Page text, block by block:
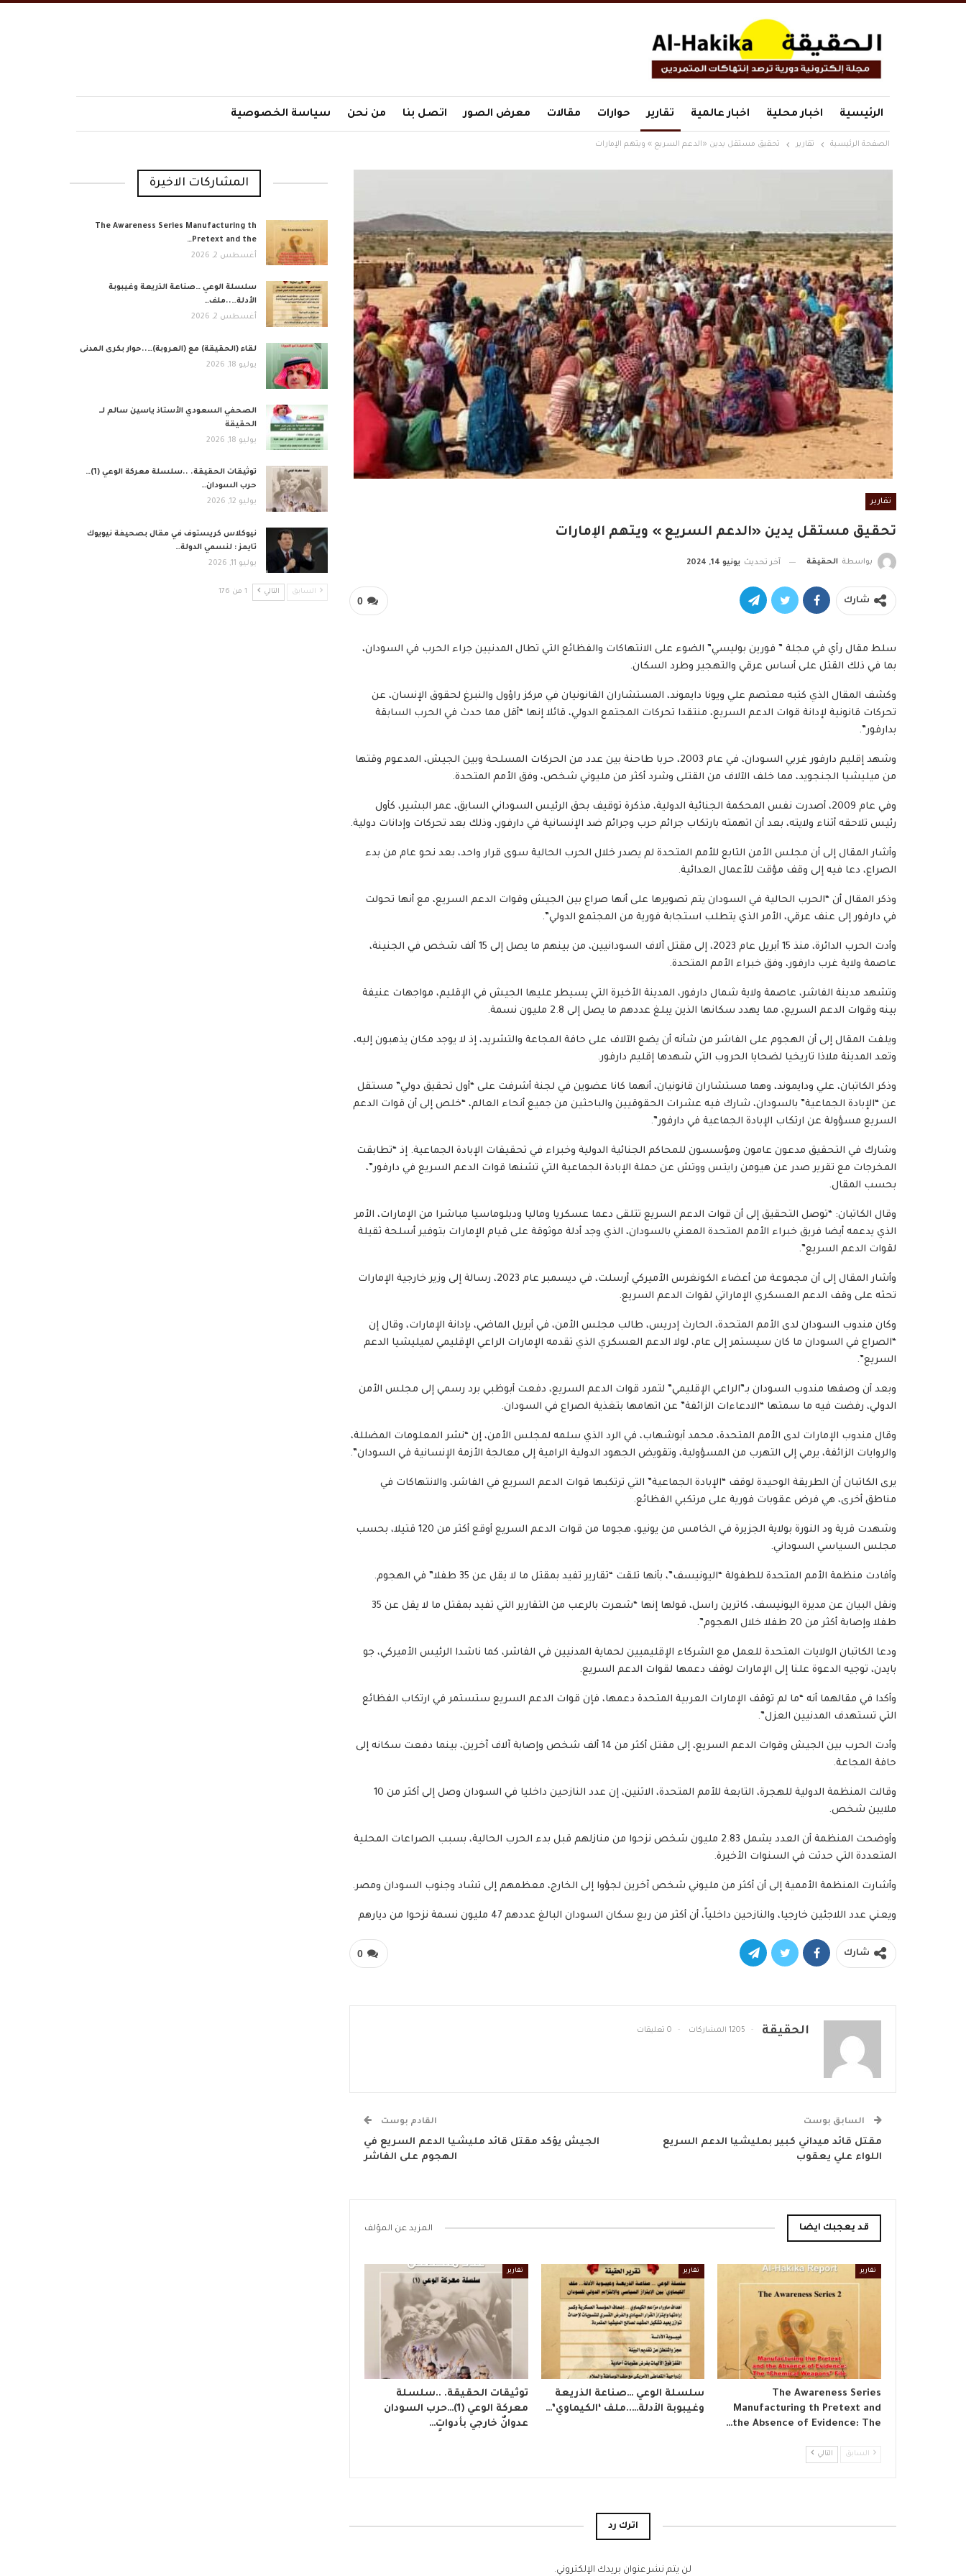
الرئيسية اخبار محلية اخبار عالمية تقارير حوارات مقالات معرض الصور اتصل بنا من نحن سياسة الخصوصية
الصفحة الرئيسية تقارير تحقيق مستقل يدين «الدعم السريع » ويتهم الإمارات
تقارير
تحقيق مستقل يدين «الدعم السريع » ويتهم الإمارات
بواسطة الحقيقة آخر تحديث يونيو 14, 2024
0 شارك
سلط مقال رأي في مجلة ” فورين بوليسي” الضوء على الانتهاكات والفظائع التي تطال المدنيين جراء الحرب في السودان،
بما في ذلك القتل على أساس عرقي والتهجير وطرد السكان.
وكشف المقال الذي كتبه معتصم علي ويونا دايموند، المستشاران القانونيان في مركز راؤول والنبرغ لحقوق الإنسان، عن
تحركات قانونية لإدانة قوات الدعم السريع، منتقدا تحركات المجتمع الدولي، قائلا إنها “أقل مما حدث في الحرب السابقة
بدارفور”.
وشهد إقليم دارفور غربي السودان، في عام 2003، حربا طاحنة بين عدد من الحركات المسلحة وبين الجيش، المدعوم وقتها
من ميليشيا الجنجويد، مما خلف الآلاف من القتلى وشرد أكثر من مليوني شخص، وفق الأمم المتحدة.
وفي عام 2009، أصدرت نفس المحكمة الجنائية الدولية، مذكرة توقيف بحق الرئيس السوداني السابق، عمر البشير، كأول
رئيس تلاحقه أثناء ولايته، بعد أن اتهمته بارتكاب جرائم حرب وجرائم ضد الإنسانية في دارفور، وذلك بعد تحركات وإدانات دولية.
وأشار المقال إلى أن مجلس الأمن التابع للأمم المتحدة لم يصدر خلال الحرب الحالية سوى قرار واحد، بعد نحو عام من بدء
الصراع، دعا فيه إلى وقف مؤقت للأعمال العدائية.
وذكر المقال أن “الحرب الحالية في السودان يتم تصويرها على أنها صراع بين الجيش وقوات الدعم السريع، مع أنها تحولت
في دارفور إلى عنف عرقي، الأمر الذي يتطلب استجابة فورية من المجتمع الدولي”.
وأدت الحرب الدائرة، منذ 15 أبريل عام 2023، إلى مقتل آلاف السودانيين، من بينهم ما يصل إلى 15 ألف شخص في الجنينة،
عاصمة ولاية غرب دارفور، وفق خبراء الأمم المتحدة.
وتشهد مدينة الفاشر، عاصمة ولاية شمال دارفور، المدينة الأخيرة التي يسيطر عليها الجيش في الإقليم، مواجهات عنيفة
بينه وقوات الدعم السريع، مما يهدد سكانها الذين يبلغ عددهم ما يصل إلى 2.8 مليون نسمة.
ويلفت المقال إلى أن الهجوم على الفاشر من شأنه أن يضع الآلاف على حافة المجاعة والتشريد، إذ لا يوجد مكان يذهبون إليه،
وتعد المدينة ملاذا تاريخيا لضحايا الحروب التي شهدها إقليم دارفور.
وذكر الكاتبان، علي ودايموند، وهما مستشاران قانونيان، أنهما كانا عضوين في لجنة أشرفت على “أول تحقيق دولي” مستقل
عن “الإبادة الجماعية” بالسودان، شارك فيه عشرات الحقوقيين والباحثين من جميع أنحاء العالم، “خلص إلى أن قوات الدعم
السريع مسؤولة عن ارتكاب الإبادة الجماعية في دارفور”.
وشارك في التحقيق مدعون عامون ومؤسسون للمحاكم الجنائية الدولية وخبراء في تحقيقات الإبادة الجماعية. إذ “تطابقت
المخرجات مع تقرير صدر عن هيومن رايتس ووتش عن حملة الإبادة الجماعية التي تشنها قوات الدعم السريع في دارفور”،
بحسب المقال.
وقال الكاتبان: “توصل التحقيق إلى أن قوات الدعم السريع تتلقى دعما عسكريا وماليا ودبلوماسيا مباشرا من الإمارات، الأمر
الذي يدعمه أيضا فريق خبراء الأمم المتحدة المعني بالسودان، الذي وجد أدلة موثوقة على قيام الإمارات بتوفير أسلحة ثقيلة
لقوات الدعم السريع”.
وأشار المقال إلى أن مجموعة من أعضاء الكونغرس الأميركي أرسلت، في ديسمبر عام 2023، رسالة إلى وزير خارجية الإمارات
تحثه على وقف الدعم العسكري الإماراتي لقوات الدعم السريع.
وكان مندوب السودان لدى الأمم المتحدة، الحارث إدريس، طالب مجلس الأمن، في أبريل الماضي، بإدانة الإمارات، وقال إن
“الصراع في السودان ما كان سيستمر إلى عام، لولا الدعم العسكري الذي تقدمه الإمارات الراعي الإقليمي لميليشيا الدعم
السريع”.
وبعد أن وصفها مندوب السودان بـ”الراعي الإقليمي” لتمرد قوات الدعم السريع، دفعت أبوظبي برد رسمي إلى مجلس الأمن
الدولي، رفضت فيه ما سمتها “الادعاءات الزائفة” عن اتهامها بتغذية الصراع في السودان.
وقال مندوب الإمارات لدى الأمم المتحدة، محمد أبوشهاب، في الرد الذي سلمه لمجلس الأمن، إن “نشر المعلومات المضللة،
والروايات الزائفة، يرمي إلى التهرب من المسؤولية، وتقويض الجهود الدولية الرامية إلى معالجة الأزمة الإنسانية في السودان”.
يرى الكاتبان أن الطريقة الوحيدة لوقف “الإبادة الجماعية” التي ترتكبها قوات الدعم السريع في الفاشر، والانتهاكات في
مناطق أخرى، هي فرض عقوبات فورية على مرتكبي الفظائع.
وشهدت قرية ود النورة بولاية الجزيرة في الخامس من يونيو، هجوما من قوات الدعم السريع أوقع أكثر من 120 قتيلا، بحسب
مجلس السياسي السوداني.
وأفادت منظمة الأمم المتحدة للطفولة “اليونيسف”، بأنها تلقت “تقارير تفيد بمقتل ما لا يقل عن 35 طفلا” في الهجوم.
ونقل البيان عن مديرة اليونيسف، كاترين راسل، قولها إنها “شعرت بالرعب من التقارير التي تفيد بمقتل ما لا يقل عن 35
طفلا وإصابة أكثر من 20 طفلا خلال الهجوم”.
ودعا الكاتبان الولايات المتحدة للعمل مع الشركاء الإقليميين لحماية المدنيين في الفاشر، كما ناشدا الرئيس الأميركي، جو
بايدن، توجيه الدعوة علنا إلى الإمارات لوقف دعمها لقوات الدعم السريع.
وأكدا في مقالهما أنه “ما لم توقف الإمارات العربية المتحدة دعمها، فإن قوات الدعم السريع ستستمر في ارتكاب الفظائع
التي تستهدف المدنيين العزل”.
وأدت الحرب بين الجيش وقوات الدعم السريع، إلى مقتل أكثر من 14 ألف شخص وإصابة آلاف آخرين، بينما دفعت سكانه إلى
حافة المجاعة.
وقالت المنظمة الدولية للهجرة، التابعة للأمم المتحدة، الاثنين، إن عدد النازحين داخليا في السودان وصل إلى أكثر من 10
ملايين شخص.
وأوضحت المنظمة أن العدد يشمل 2.83 مليون شخص نزحوا من منازلهم قبل بدء الحرب الحالية، بسبب الصراعات المحلية
المتعددة التي حدثت في السنوات الأخيرة.
وأشارت المنظمة الأممية إلى أن أكثر من مليوني شخص آخرين لجؤوا إلى الخارج، معظمهم إلى تشاد وجنوب السودان ومصر.
ويعني عدد اللاجئين خارجيا، والنازحين داخلياً، أن أكثر من ربع سكان السودان البالغ عددهم 47 مليون نسمة نزحوا من ديارهم
0 شارك
الحقيقة 1205 المشاركات 0 تعليقات
السابق بوست
مقتل قائد ميداني كبير بمليشيا الدعم السريع
اللواء علي يعقوب
القادم بوست
الجيش يؤكد مقتل قائد مليشيا الدعم السريع في
الهجوم على الفاشر
قد يعجبك ايضا المزيد عن المؤلف
تقارير
The Awareness Series
Manufacturing th Pretext and
the Absence of Evidence: The…
تقارير
​سلسلة الوعي …صناعة الذريعة
وغيبوبة الأدلة…..ملف ‘الكيماوي’…
تقارير
توثيقات الحقيقة. ..سلسلة
معركة الوعي (1)…حرب السودان
عدوانٌ خارجي بأدواتٍ…
السابق التالي
اترك رد
لن يتم نشر عنوان بريدك الإلكتروني.
المشاركات الاخيرة
The Awareness Series Manufacturing th
Pretext and the…
أغسطس 2, 2026
​سلسلة الوعي …صناعة الذريعة وغيبوبة
الأدلة…..ملف…
أغسطس 2, 2026
لقاء (الحقيقة) مع (العروبة)…..حوار بكرى المدنى
يوليو 18, 2026
الصحفي السعودي الأستاذ ياسين سالم لــ
الحقيقة
يوليو 18, 2026
توثيقات الحقيقة. ..سلسلة معركة الوعي (1)…
حرب السودان…
يوليو 12, 2026
نيوكلاس كريستوف في مقال بصحيفة نيويوك
تايمز : لنسمي الدولة…
يوليو 11, 2026
السابق التالي 1 من 176